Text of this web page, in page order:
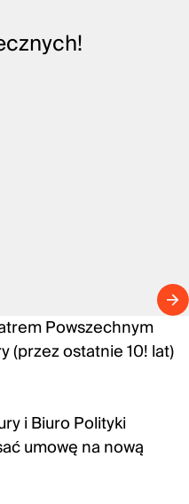
Powszechnym
(przez ostatnie 10! lat)
i Biuro Polityki
umowę na nową